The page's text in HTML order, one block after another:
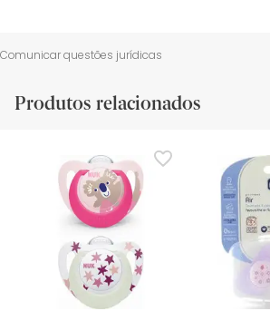
Comunicar questões jurídicas
Produtos relacionados